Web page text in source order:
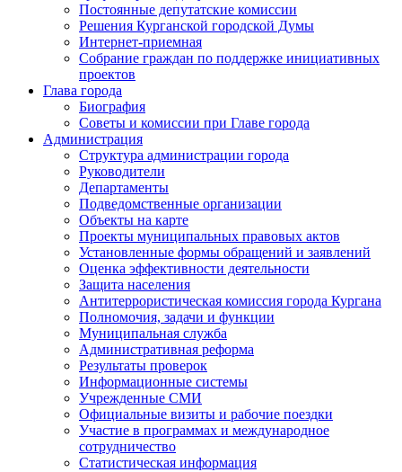
Постоянные депутатские комиссии
Решения Курганской городской Думы
Интернет-приемная
Собрание граждан по поддержке инициативных
проектов
Глава города
Биография
Советы и комиссии при Главе города
Администрация
Структура администрации города
Руководители
Департаменты
Подведомственные организации
Объекты на карте
Проекты муниципальных правовых актов
Установленные формы обращений и заявлений
Оценка эффективности деятельности
Защита населения
Антитеррористическая комиссия города Кургана
Полномочия, задачи и функции
Муниципальная служба
Административная реформа
Результаты проверок
Информационные системы
Учрежденные СМИ
Официальные визиты и рабочие поездки
Участие в программах и международное
сотрудничество
Статистическая информация